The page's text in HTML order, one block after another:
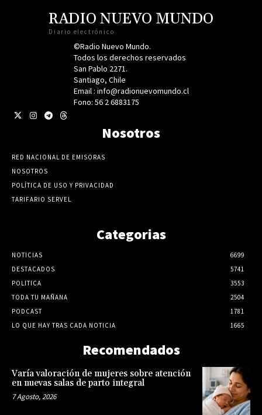
RADIO NUEVO MUNDO
Diario electrónico
©Radio Nuevo Mundo.
Todos los derechos reservados
San Pablo 2271.
Santiago, Chile
Email : info@radionuevomundo.cl
Fono: 56 2 6883175
Nosotros
RED NACIONAL DE EMISORAS
NOSOTROS
POLÍTICA DE USO Y PRIVACIDAD
TARIFARIO SERVEL
Categorias
NOTICIAS
6699
DESTACADOS
5741
POLITICA
3553
TODA TU MAÑANA
2504
PODCAST
1781
LO QUE HAY TRAS CADA NOTICIA
1665
Recomendados
Varía valoración de mujeres sobre atención
en nuevas salas de parto integral
7 Agosto, 2026